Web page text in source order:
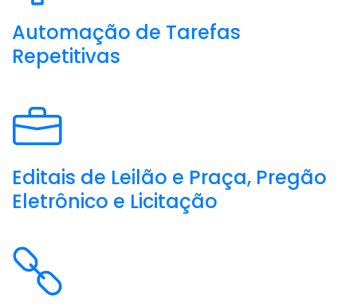
Automação de Tarefas
Repetitivas
Editais de Leilão e Praça, Pregão
Eletrônico e Licitação